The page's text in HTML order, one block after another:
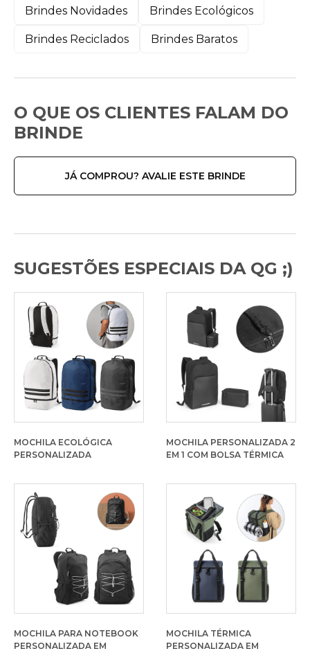
Brindes Novidades Brindes Ecológicos
Brindes Reciclados Brindes Baratos
O QUE OS CLIENTES FALAM DO
BRINDE
JÁ COMPROU? AVALIE ESTE BRINDE
SUGESTÕES ESPECIAIS DA QG ;)
MOCHILA ECOLÓGICA
PERSONALIZADA
MOCHILA PERSONALIZADA 2
EM 1 COM BOLSA TÉRMICA
MOCHILA PARA NOTEBOOK
PERSONALIZADA EM
MOCHILA TÉRMICA
PERSONALIZADA EM